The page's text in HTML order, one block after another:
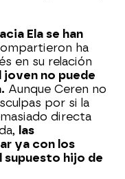
Ela se han
ha
en su relación
joven no puede
Aunque Ceren no
por si la
directa
las
ya con los
supuesto hijo de